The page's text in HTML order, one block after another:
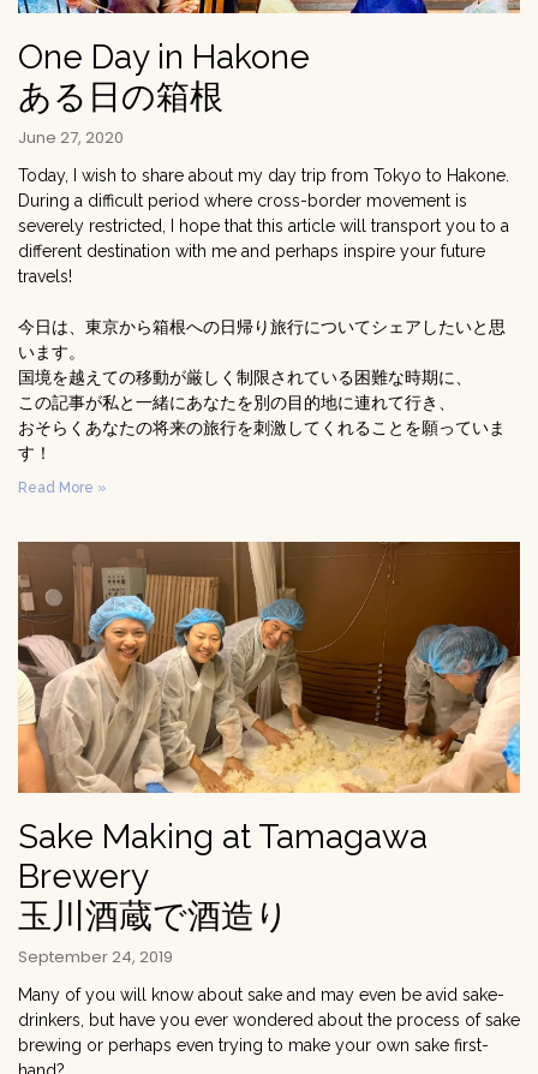
One Day in Hakone
ある日の箱根
June 27, 2020
Today, I wish to share about my day trip from Tokyo to Hakone.
During a difficult period where cross-border movement is
severely restricted, I hope that this article will transport you to a
different destination with me and perhaps inspire your future
travels!
今日は、東京から箱根への日帰り旅行についてシェアしたいと思
います。
国境を越えての移動が厳しく制限されている困難な時期に、
この記事が私と一緒にあなたを別の目的地に連れて行き、
おそらくあなたの将来の旅行を刺激してくれることを願っていま
す！
Read More »
Sake Making at Tamagawa
Brewery
玉川酒蔵で酒造り
September 24, 2019
Many of you will know about sake and may even be avid sake-
drinkers, but have you ever wondered about the process of sake
brewing or perhaps even trying to make your own sake first-